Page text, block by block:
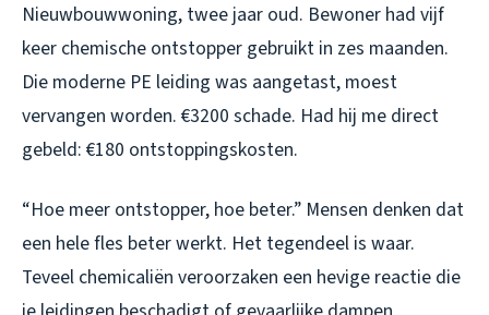
Nieuwbouwwoning, twee jaar oud. Bewoner had vijf
keer chemische ontstopper gebruikt in zes maanden.
Die moderne PE leiding was aangetast, moest
vervangen worden. €3200 schade. Had hij me direct
gebeld: €180 ontstoppingskosten.
“Hoe meer ontstopper, hoe beter.” Mensen denken dat
een hele fles beter werkt. Het tegendeel is waar.
Teveel chemicaliën veroorzaken een hevige reactie die